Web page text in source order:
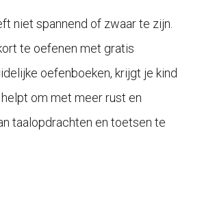
niet spannend of zwaar te zijn.
te oefenen met gratis
oefenboeken, krijgt je kind
om met meer rust en
taalopdrachten en toetsen te